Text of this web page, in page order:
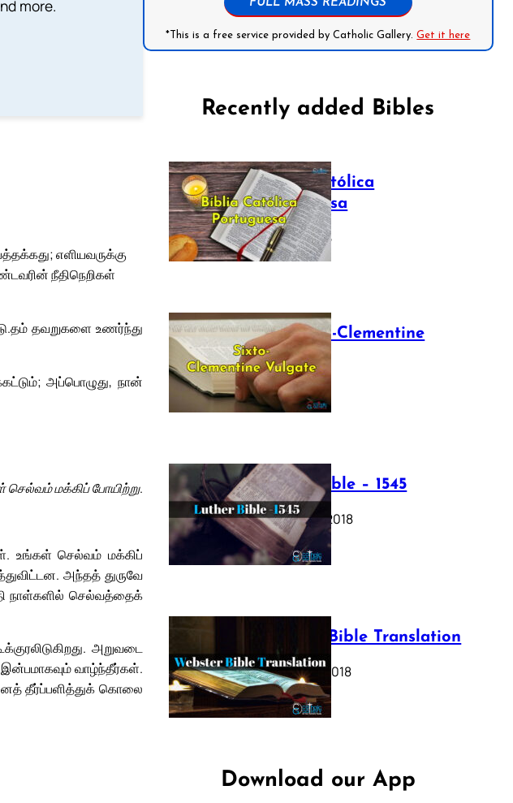
more.
எளியவருக்கு
நீதிநெறிகள்
தம் தவறுகளை உணர்ந்து
அப்பொழுது, நான்
செல்வம் மக்கிப் போயிற்று.
உங்கள் செல்வம் மக்கிப்
அந்தத் துருவே
நாள்களில் செல்வத்தைக்
அறுவடை
வாழ்ந்தீர்கள்.
தீர்ப்பளித்துக் கொலை
FULL MASS READINGS
*This is a free service provided by Catholic Gallery.Get it here
Recently added Bibles
Bíblia Católica
Portuguesa
July 16, 2025
The Sixto-Clementine
Vulgate
July 12, 2025
Luther Bible – 1545
October 17, 2018
Webster Bible Translation
October 11, 2018
Download our App